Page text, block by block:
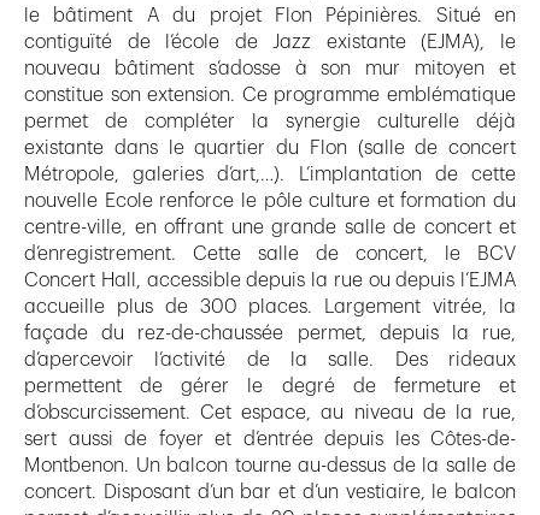
le bâtiment A du projet Flon Pépinières. Situé en
contiguïté de l’école de Jazz existante (EJMA), le
nouveau bâtiment s’adosse à son mur mitoyen et
constitue son extension. Ce programme emblématique
permet de compléter la synergie culturelle déjà
existante dans le quartier du Flon (salle de concert
Métropole, galeries d’art,…). L’implantation de cette
nouvelle Ecole renforce le pôle culture et formation du
centre-ville, en offrant une grande salle de concert et
d’enregistrement. Cette salle de concert, le BCV
Concert Hall, accessible depuis la rue ou depuis l’EJMA
accueille plus de 300 places. Largement vitrée, la
façade du rez-de-chaussée permet, depuis la rue,
d’apercevoir l’activité de la salle. Des rideaux
permettent de gérer le degré de fermeture et
d’obscurcissement. Cet espace, au niveau de la rue,
sert aussi de foyer et d’entrée depuis les Côtes-de-
Montbenon. Un balcon tourne au-dessus de la salle de
concert. Disposant d’un bar et d’un vestiaire, le balcon